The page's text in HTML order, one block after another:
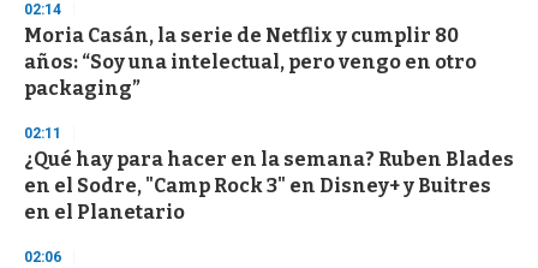
d
s
o
f
3
s
c
o
n
02:14
Moria Casán, la serie de Netflix y cumplir 80
años: “Soy una intelectual, pero vengo en otro
packaging”
02:11
¿Qué hay para hacer en la semana? Ruben Blades
en el Sodre, "Camp Rock 3" en Disney+ y Buitres
en el Planetario
02:06